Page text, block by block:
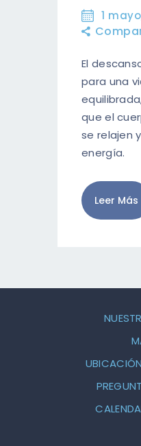
1
El
para una
que el
se relajen
energía.
Leer Más